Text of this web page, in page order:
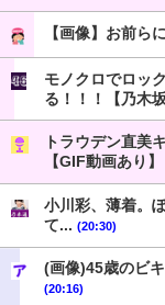
【画像】お前ら
モノクロでロッ
る！！！【乃木
トラウデン直美
【GIF動画あり】
小川彩、薄着。
て... (20:30)
(画像)45歳のビ
(20:16)